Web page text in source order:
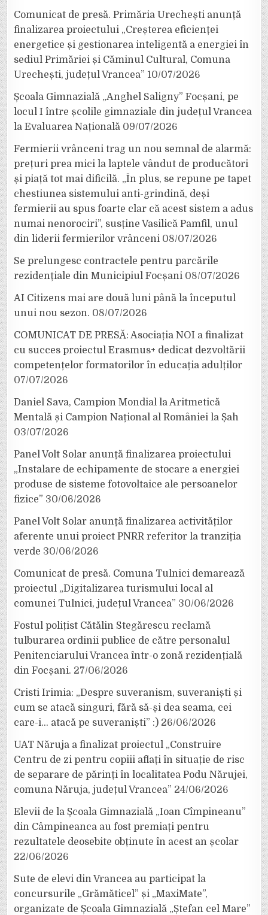
Comunicat de presă. Primăria Urechești anunță
finalizarea proiectului „Creșterea eficienței
energetice și gestionarea inteligentă a energiei în
sediul Primăriei și Căminul Cultural, Comuna
Urechești, județul Vrancea” 10/07/2026
Școala Gimnazială „Anghel Saligny” Focșani, pe
locul I între școlile gimnaziale din județul Vrancea
la Evaluarea Națională 09/07/2026
Fermierii vrânceni trag un nou semnal de alarmă:
prețuri prea mici la laptele vândut de producători
și piață tot mai dificilă. „În plus, se repune pe tapet
chestiunea sistemului anti-grindină, deși
fermierii au spus foarte clar că acest sistem a adus
numai nenorociri”, susține Vasilică Pamfil, unul
din liderii fermierilor vrânceni 08/07/2026
Se prelungesc contractele pentru parcările
rezidențiale din Municipiul Focșani 08/07/2026
AI Citizens mai are două luni până la începutul
unui nou sezon. 08/07/2026
COMUNICAT DE PRESĂ: Asociația NOI a finalizat
cu succes proiectul Erasmus+ dedicat dezvoltării
competențelor formatorilor în educația adulților
07/07/2026
Daniel Sava, Campion Mondial la Aritmetică
Mentală și Campion Național al României la Șah
03/07/2026
Panel Volt Solar anunță finalizarea proiectului
„Instalare de echipamente de stocare a energiei
produse de sisteme fotovoltaice ale persoanelor
fizice” 30/06/2026
Panel Volt Solar anunță finalizarea activităților
aferente unui proiect PNRR referitor la tranziția
verde 30/06/2026
Comunicat de presă. Comuna Tulnici demarează
proiectul „Digitalizarea turismului local al
comunei Tulnici, județul Vrancea” 30/06/2026
Fostul polițist Cătălin Stegărescu reclamă
tulburarea ordinii publice de către personalul
Penitenciarului Vrancea într-o zonă rezidențială
din Focșani. 27/06/2026
Cristi Irimia: „Despre suveranism, suveraniști și
cum se atacă singuri, fără să-și dea seama, cei
care-i… atacă pe suveraniști” :) 26/06/2026
UAT Năruja a finalizat proiectul „Construire
Centru de zi pentru copiii aflați în situație de risc
de separare de părinți în localitatea Podu Nărujei,
comuna Năruja, județul Vrancea” 24/06/2026
Elevii de la Școala Gimnazială „Ioan Cîmpineanu”
din Câmpineanca au fost premiați pentru
rezultatele deosebite obținute în acest an școlar
22/06/2026
Sute de elevi din Vrancea au participat la
concursurile „Grămăticel” și „MaxiMate”,
organizate de Școala Gimnazială „Ștefan cel Mare”